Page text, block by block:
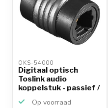
OKS-54000
Digitaal optisch
Toslink audio
koppelstuk - passief /
Op voorraad